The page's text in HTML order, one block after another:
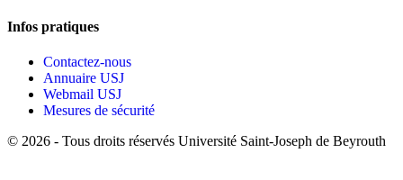
Infos pratiques
Contactez-nous
Annuaire USJ
Webmail USJ
Mesures de sécurité
© 2026 - Tous droits réservés Université Saint-Joseph de Beyrouth